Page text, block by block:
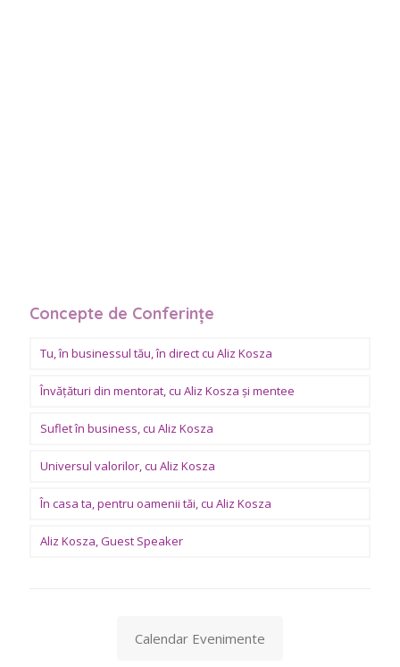
Concepte de Conferințe
Tu, în businessul tău, în direct cu Aliz Kosza
Învăţături din mentorat, cu Aliz Kosza şi mentee
Suflet în business, cu Aliz Kosza
Universul valorilor, cu Aliz Kosza
În casa ta, pentru oamenii tăi, cu Aliz Kosza
Aliz Kosza, Guest Speaker
Calendar Evenimente